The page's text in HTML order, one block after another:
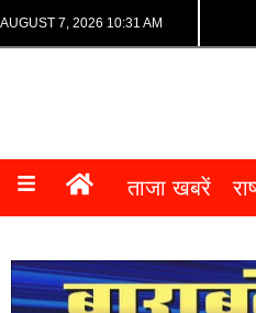
AUGUST 7, 2026 10:31 AM
ताजा खबरें